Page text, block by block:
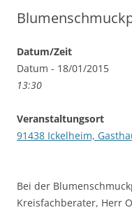
Datum/Zeit
Datum - 18/01/2015
13:30
Veranstaltungsort
91438 Ickelheim,
Bei der
Kreisfachberater, Herr